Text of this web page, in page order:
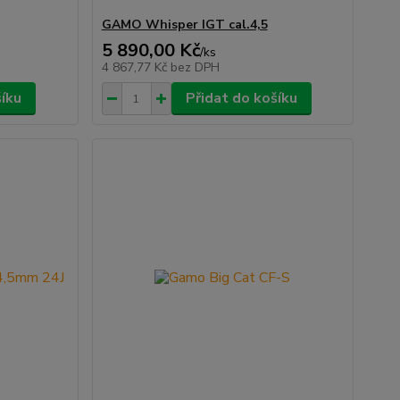
GAMO Whisper IGT cal.4,5
5 890,00 Kč/ks
4 867,77 Kč bez DPH
Přidat do košíku